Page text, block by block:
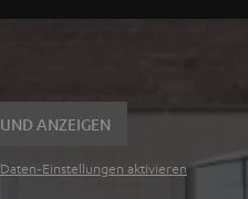
ANZEIGEN
aktivieren